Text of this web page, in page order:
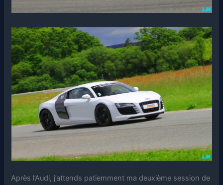
Après l’Audi, j’attends patiemment ma deuxième session de